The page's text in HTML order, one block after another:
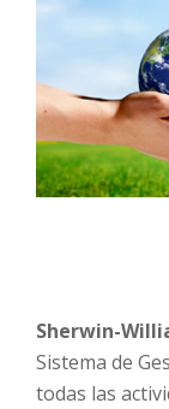
Sherwin-
Sistema de
todas las